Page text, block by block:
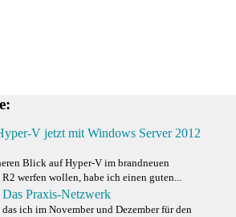
V jetzt mit Windows Server 2012
Blick auf Hyper-V im brandneuen
werfen wollen, habe ich einen guten...
Praxis-Netzwerk
das ich im November und Dezember für den